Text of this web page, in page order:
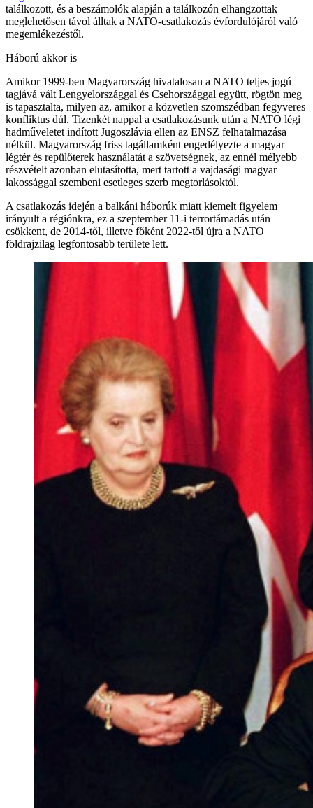
találkozott, és a beszámolók alapján a találkozón elhangzottak
meglehetősen távol álltak a NATO-csatlakozás évfordulójáról való
megemlékezéstől.
Háború akkor is
Amikor 1999-ben Magyarország hivatalosan a NATO teljes jogú
tagjává vált Lengyelországgal és Csehországgal együtt, rögtön meg
is tapasztalta, milyen az, amikor a közvetlen szomszédban fegyveres
konfliktus dúl. Tizenkét nappal a csatlakozásunk után a NATO légi
hadműveletet indított Jugoszlávia ellen az ENSZ felhatalmazása
nélkül. Magyarország friss tagállamként engedélyezte a magyar
légtér és repülőterek használatát a szövetségnek, az ennél mélyebb
részvételt azonban elutasította, mert tartott a vajdasági magyar
lakossággal szembeni esetleges szerb megtorlásoktól.
A csatlakozás idején a balkáni háborúk miatt kiemelt figyelem
irányult a régiónkra, ez a szeptember 11-i terrortámadás után
csökkent, de 2014-től, illetve főként 2022-től újra a NATO
földrajzilag legfontosabb területe lett.